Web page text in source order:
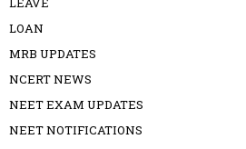
LOAN
MRB UPDATES
NCERT NEWS
NEET EXAM UPDATES
NEET NOTIFICATIONS